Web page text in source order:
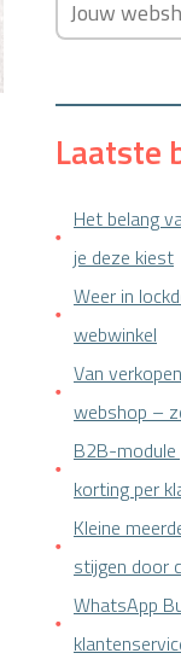
Laatste
Het belang
je deze kiest
Weer in
webwinkel
Van
webshop –
B2B-module
korting per
Kleine
stijgen door
WhatsApp